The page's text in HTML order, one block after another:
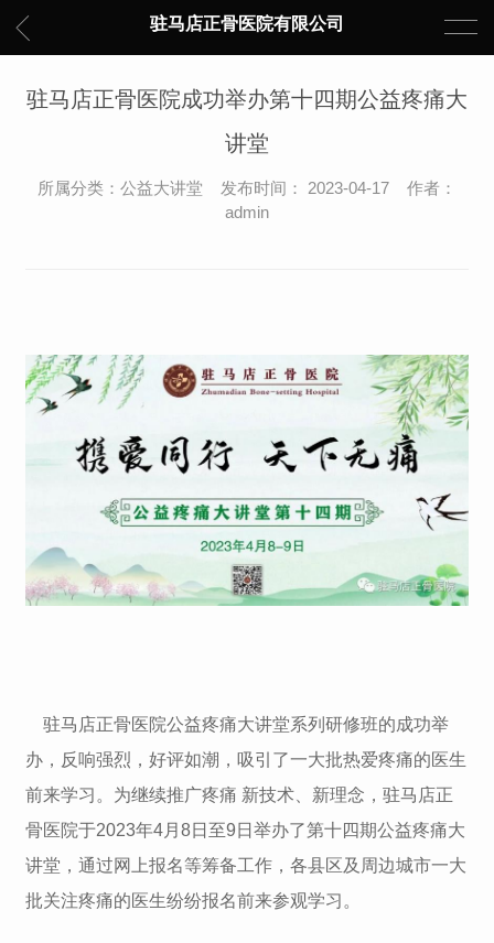
驻马店正骨医院有限公司
驻马店正骨医院成功举办第十四期公益疼痛大
讲堂
所属分类：公益大讲堂 发布时间： 2023-04-17 作者：
admin
驻马店正骨医院公益疼痛大讲堂系列研修班的成功举
办，反响强烈，好评如潮，吸引了一大批热爱疼痛的医生
前来学习。为继续推广疼痛 新技术、新理念，驻马店正
骨医院于2023年4月8日至9日举办了第十四期公益疼痛大
讲堂，通过网上报名等筹备工作，各县区及周边城市一大
批关注疼痛的医生纷纷报名前来参观学习。